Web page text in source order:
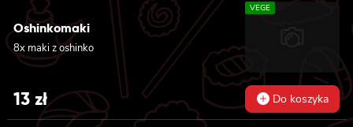
Oshinkomaki
8x maki z oshinko
VEGE
13 zł Do koszyka